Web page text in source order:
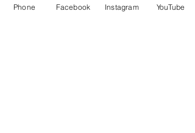
Phone Facebook Instagram YouTube